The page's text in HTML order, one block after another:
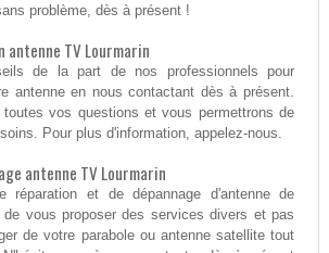
problème, dès à présent !
antenne TV Lourmarin
de la part de nos professionnels pour
antenne en nous contactant dès à présent.
toutes vos questions et vous permettrons de
Pour plus d'information, appelez-nous.
antenne TV Lourmarin
réparation et de dépannage d'antenne de
vous proposer des services divers et pas
de votre parabole ou antenne satellite tout